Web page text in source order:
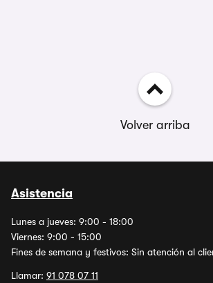
Volver arriba
Asistencia
Lunes a jueves: 9:00 - 18:00
Viernes: 9:00 - 15:00
Fines de semana y festivos: Sin atención al
Llamar: 91 078 07 11